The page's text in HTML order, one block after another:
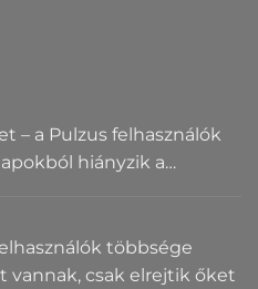
– a Pulzus felhasználók
hiányzik a
többsége
vannak, csak elrejtik őket